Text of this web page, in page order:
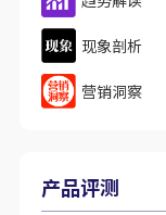
现象剖析
营销洞察
产品评测